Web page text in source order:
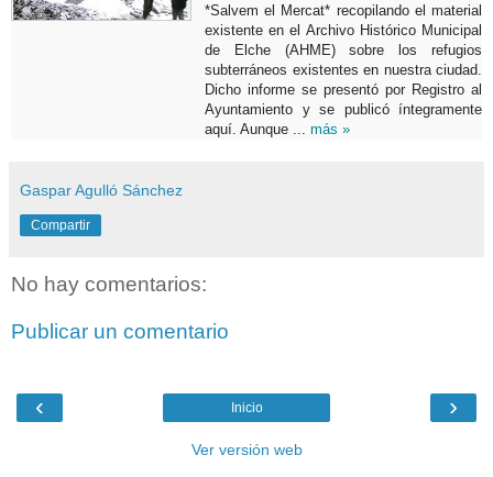
*Salvem el Mercat* recopilando el material
existente en el Archivo Histórico Municipal
de Elche (AHME) sobre los refugios
subterráneos existentes en nuestra ciudad.
Dicho informe se presentó por Registro al
Ayuntamiento y se publicó íntegramente
aquí. Aunque ...
más »
Gaspar Agulló Sánchez
Compartir
No hay comentarios:
Publicar un comentario
‹ ›
Inicio
Ver versión web